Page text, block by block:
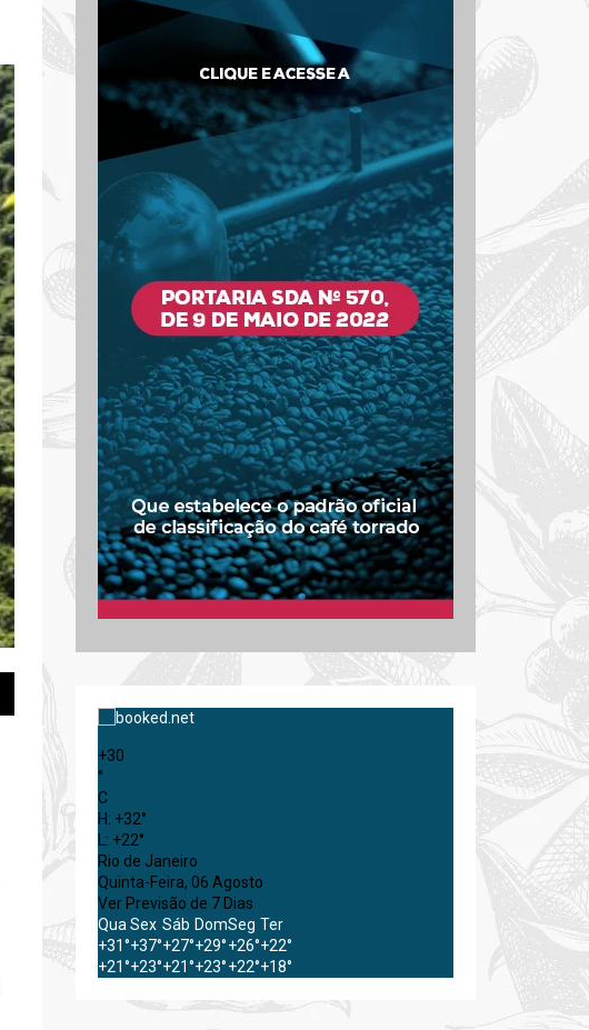
+30
°
C
H: +32°
L: +22°
Rio de Janeiro
Quinta-Feira, 06 Agosto
Ver Previsão de 7 Dias
QuaSex Sáb DomSeg Ter
+31°+37°+27°+29°+26°+22°
+21°+23°+21°+23°+22°+18°